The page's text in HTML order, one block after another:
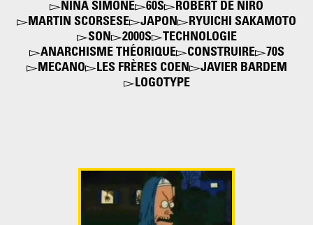
NINA SIMONE
60S
ROBERT DE NIRO
MARTIN SCORSESE
JAPON
RYUICHI SAKAMOTO
SON
2000S
TECHNOLOGIE
ANARCHISME THÉORIQUE
CONSTRUIRE
70S
MECANO
LES FRÈRES COEN
JAVIER BARDEM
LOGOTYPE